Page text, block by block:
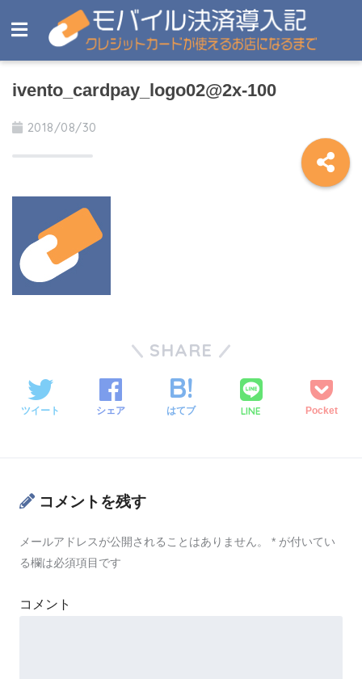
ivento_cardpay_logo02@2x-100
2018/08/30
SHARE
ツイート シェア はてブ LINE Pocket
コメントを残す
メールアドレスが公開されることはありません。 * が付いてい
る欄は必須項目です
コメント